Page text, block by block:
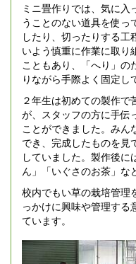
ミニ畳作りでは、気に入
うことのない道具を使っ
したり、切ったりする
いよう慎重に作業に取り
こともあり、「へり」の
りながら手際よく固定し
２年生は初めての製作
が、スタッフの方に手伝
ことができました。みん
でき、完成したものを見
していました。製作後
ん」「いぐさのお茶」な
校内でもい草の栽培管理
っかけに興味や管理する
ています。